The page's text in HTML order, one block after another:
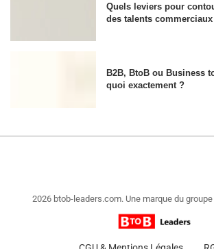
Quels leviers pour
des talents
B2B, BtoB ou Business
quoi exactement ?
2026 btob-leaders.com. Une marque du groupe